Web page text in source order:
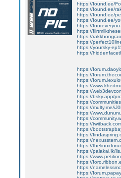
https://found.ee/
https://found.ee/
https://found.ee/
https://found.ee/
https://
https://
https://
https://
https://yoursky-
https://
https://
https://
https://
https://
https://
https://bsky.app/
https://
https://multy.me/
https://
https://
https://
https://
https://
https://
https://
https://palakai.lk/
https://
https://
https://
https://